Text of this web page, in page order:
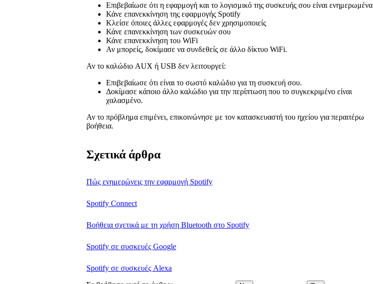
Επιβεβαίωσε ότι η εφαρμογή και το λογισμικό της συσκευής σου είναι ενημερωμένα
Κάνε επανεκκίνηση της εφαρμογής Spotify
Κλείσε όποιες άλλες εφαρμογές δεν χρησιμοποιείς
Κάνε επανεκκίνηση των συσκευών σου
Κάνε επανεκκίνηση του WiFi
Αν μπορείς, δοκίμασε να συνδεθείς σε άλλο δίκτυο WiFi.
Αν το καλώδιο AUX ή USB δεν λειτουργεί:
Επιβεβαίωσε ότι είναι το σωστό καλώδιο για τη συσκευή σου.
Δοκίμασε κάποιο άλλο καλώδιο για την περίπτωση που το συγκεκριμένο είναι
χαλασμένο.
Αν το πρόβλημα επιμένει, επικοινώνησε με τον κατασκευαστή του ηχείου για περαιτέρω
βοήθεια.
Σχετικά άρθρα
Πώς ενημερώνεις την εφαρμογή Spotify
Spotify Connect
Βοήθεια σχετικά με τη χρήση Bluetooth στο Spotify
Spotify σε συσκευές Google
Spotify σε συσκευές Alexa